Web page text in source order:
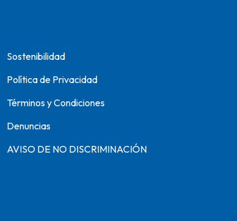
Sostenibilidad
Política de Privacidad
Términos y Condiciones
Denuncias
AVISO DE NO DISCRIMINACIÓN